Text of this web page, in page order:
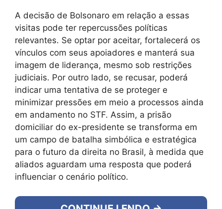
A decisão de Bolsonaro em relação a essas
visitas pode ter repercussões políticas
relevantes. Se optar por aceitar, fortalecerá os
vínculos com seus apoiadores e manterá sua
imagem de liderança, mesmo sob restrições
judiciais. Por outro lado, se recusar, poderá
indicar uma tentativa de se proteger e
minimizar pressões em meio a processos ainda
em andamento no STF. Assim, a prisão
domiciliar do ex-presidente se transforma em
um campo de batalha simbólica e estratégica
para o futuro da direita no Brasil, à medida que
aliados aguardam uma resposta que poderá
influenciar o cenário político.